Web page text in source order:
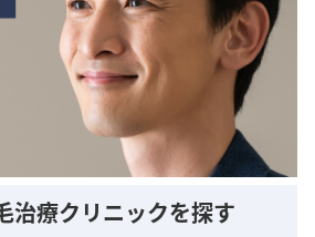
治療クリニックを探す